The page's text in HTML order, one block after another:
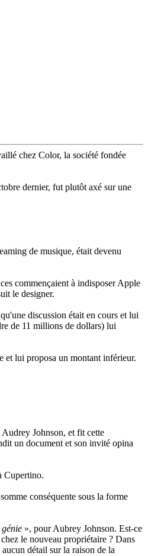
chez Color, la société fondée
dernier, fut plutôt axé sur une
de musique, était devenu
commençaient à indisposer Apple
le designer.
discussion était en cours et lui
de 11 millions de dollars) lui
et lui proposa un montant inférieur.
Johnson, et fit cette
un document et son invité opina
Cupertino.
conséquente sous la forme
», pour Aubrey Johnson. Est-ce
le nouveau propriétaire ? Dans
détail sur la raison de la